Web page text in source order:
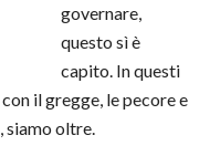
governare,
questo sì è
capito. In questi
il gregge, le pecore e
siamo oltre.